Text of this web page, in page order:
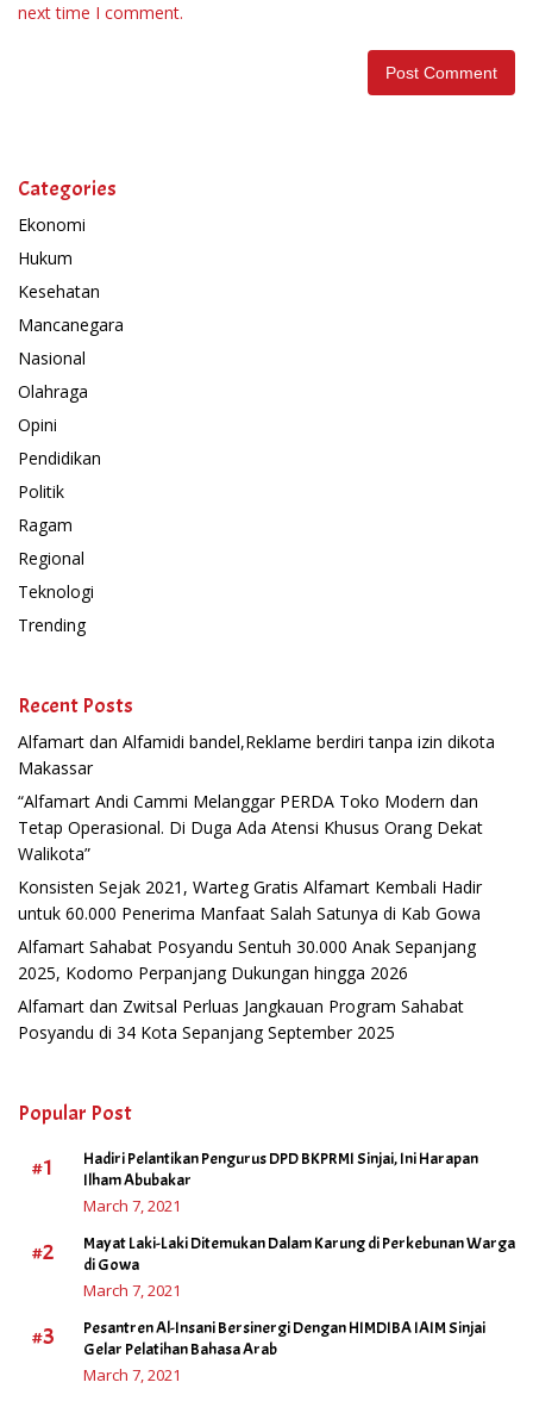
next time I comment.
Categories
Ekonomi
Hukum
Kesehatan
Mancanegara
Nasional
Olahraga
Opini
Pendidikan
Politik
Ragam
Regional
Teknologi
Trending
Recent Posts
Alfamart dan Alfamidi bandel,Reklame berdiri tanpa izin dikota
Makassar
“Alfamart Andi Cammi Melanggar PERDA Toko Modern dan
Tetap Operasional. Di Duga Ada Atensi Khusus Orang Dekat
Walikota”
Konsisten Sejak 2021, Warteg Gratis Alfamart Kembali Hadir
untuk 60.000 Penerima Manfaat Salah Satunya di Kab Gowa
Alfamart Sahabat Posyandu Sentuh 30.000 Anak Sepanjang
2025, Kodomo Perpanjang Dukungan hingga 2026
Alfamart dan Zwitsal Perluas Jangkauan Program Sahabat
Posyandu di 34 Kota Sepanjang September 2025
Popular Post
#1
Hadiri Pelantikan Pengurus DPD BKPRMI Sinjai, Ini Harapan
Ilham Abubakar
March 7, 2021
#2
Mayat Laki-Laki Ditemukan Dalam Karung di Perkebunan Warga
di Gowa
March 7, 2021
#3
Pesantren Al-Insani Bersinergi Dengan HIMDIBA IAIM Sinjai
Gelar Pelatihan Bahasa Arab
March 7, 2021